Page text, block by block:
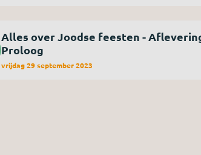
Alles over Joodse feesten -
Proloog
vrijdag 29 september 2023